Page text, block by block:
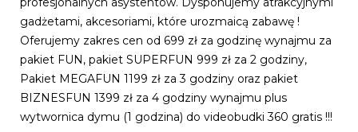
gadżetami, akcesoriami, które urozmaicą zabawę !
Oferujemy zakres cen od 699 zł za godzinę wynajmu za
pakiet FUN, pakiet SUPERFUN 999 zł za 2 godziny,
Pakiet MEGAFUN 1199 zł za 3 godziny oraz pakiet
BIZNESFUN 1399 zł za 4 godziny wynajmu plus
wytwornica dymu (1 godzina) do videobudki 360 gratis !!!